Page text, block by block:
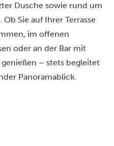
Dusche sowie rund um
Sie auf Ihrer Terrasse
im offenen
oder an der Bar mit
– stets begleitet
Panoramablick.